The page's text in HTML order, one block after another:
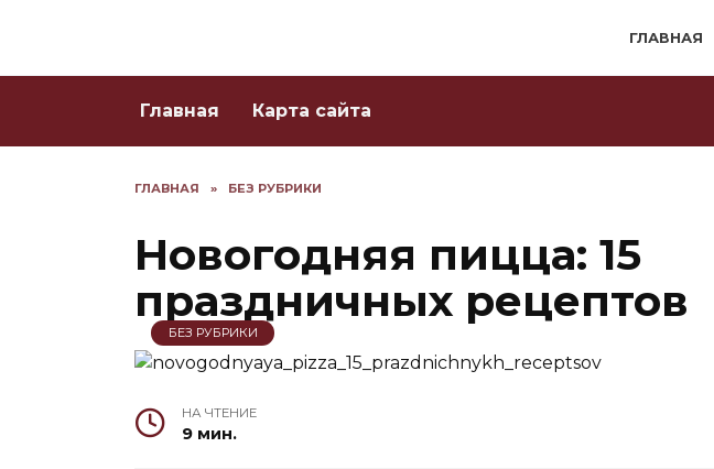
ГЛАВНАЯ
Главная Карта сайта
ГЛАВНАЯ » БЕЗ РУБРИКИ
Новогодняя пицца: 15
праздничных рецептов
БЕЗ РУБРИКИ
НА ЧТЕНИЕ
9 мин.